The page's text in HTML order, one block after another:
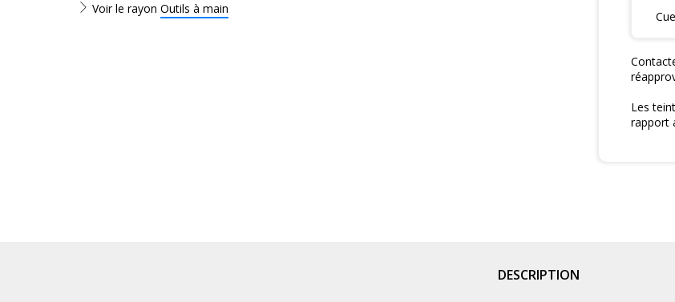
Voir le rayon Outils à main
Les
rapport
DESCRIPTION